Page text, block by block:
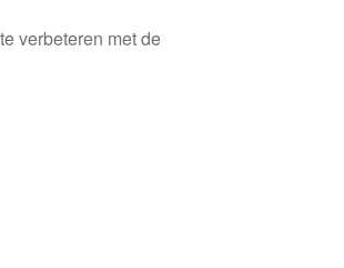
verbeteren met de